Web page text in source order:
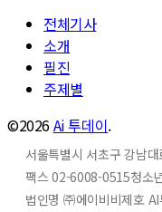
전체기사
소개
필진
주제별
©2026Ai 투데이.
서울특별시 서초구 강남
팩스 02-6008-0515청소
법인명 ㈜에이비비제호